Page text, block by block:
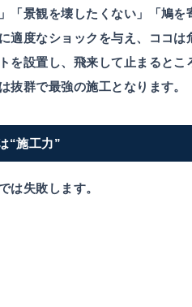
「景観を壊したくない」「鳩
適度なショックを与え、ココ
を設置し、飛来して止まると
抜群で最強の施工となります。
“施工力”
は失敗します。